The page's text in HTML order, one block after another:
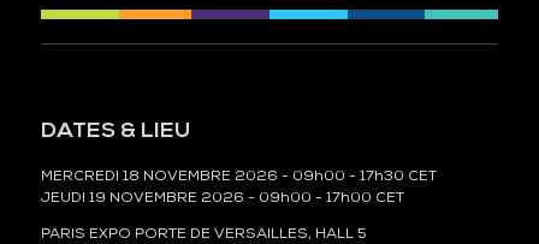
DATES & LIEU
MERCREDI 18 NOVEMBRE 2026 - 09h00 - 17h30 CET
JEUDI 19 NOVEMBRE 2026 - 09h00 - 17h00 CET
PARIS EXPO PORTE DE VERSAILLES, HALL 5